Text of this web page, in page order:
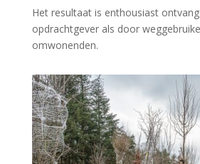
Het resultaat is enthousiast
opdrachtgever als door
omwonenden.